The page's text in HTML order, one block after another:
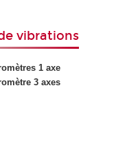
vibrations
1 axe
3 axes